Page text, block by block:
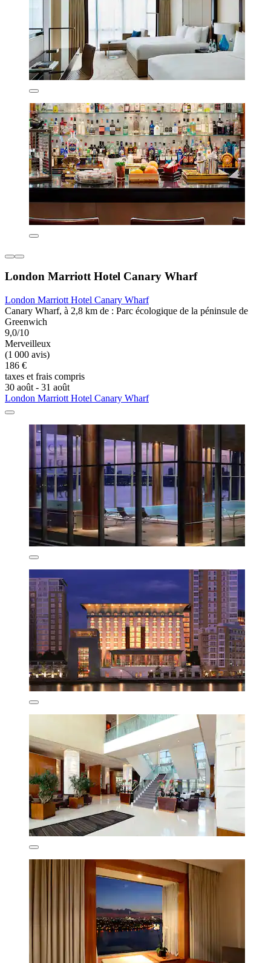
London Marriott Hotel Canary Wharf
London Marriott Hotel Canary Wharf
Canary Wharf, à 2,8 km de : Parc écologique de la péninsule de
Greenwich
9,0/10
Merveilleux
(1 000 avis)
186 €
taxes et frais compris
30 août - 31 août
London Marriott Hotel Canary Wharf